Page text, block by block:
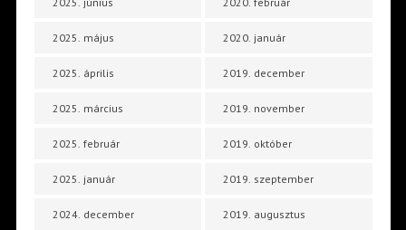
2025. május
2025. április
2025. március
2025. február
2025. január
2024. december
2020. január
2019. december
2019. november
2019. október
2019. szeptember
2019. augusztus